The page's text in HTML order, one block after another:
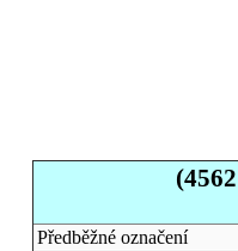
Předběžné označení